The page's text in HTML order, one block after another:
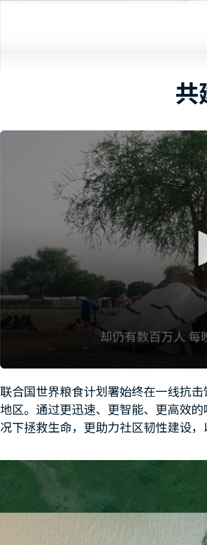
共
of
minute,
12
secondsVolume
联合国世界粮食计划署始终在一线抗
地区。通过更迅速、更智能、更高效
况下拯救生命，更助力社区韧性建设，